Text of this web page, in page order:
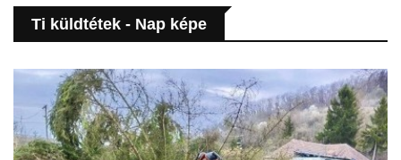
Ti küldtétek - Nap képe